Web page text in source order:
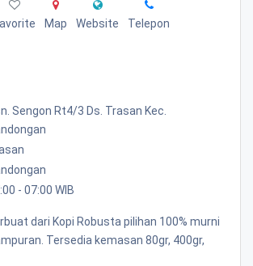
Map Website Telepon
Sengon Rt4/3 Ds. Trasan Kec.
- 07:00 WIB
dari Kopi Robusta pilihan 100% murni
Tersedia kemasan 80gr, 400gr,